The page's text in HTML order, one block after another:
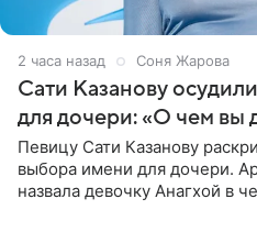
2 часа назад Соня Жарова
Сати Казанову
для дочери: «О чем вы
Певицу Сати Казанову
выбора имени для дочери.
назвала девочку Анагхой в